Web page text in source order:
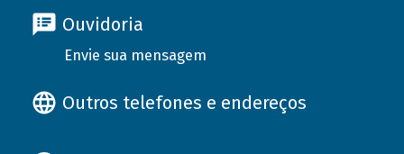
Ouvidoria
Envie sua mensagem
Outros telefones e endereços